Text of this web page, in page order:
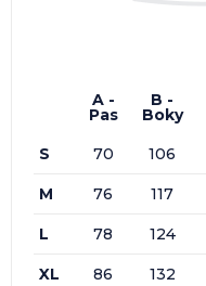
A -
Pas
B -
Boky
S
70 106
M 76 117
L 78 124
XL 86 132